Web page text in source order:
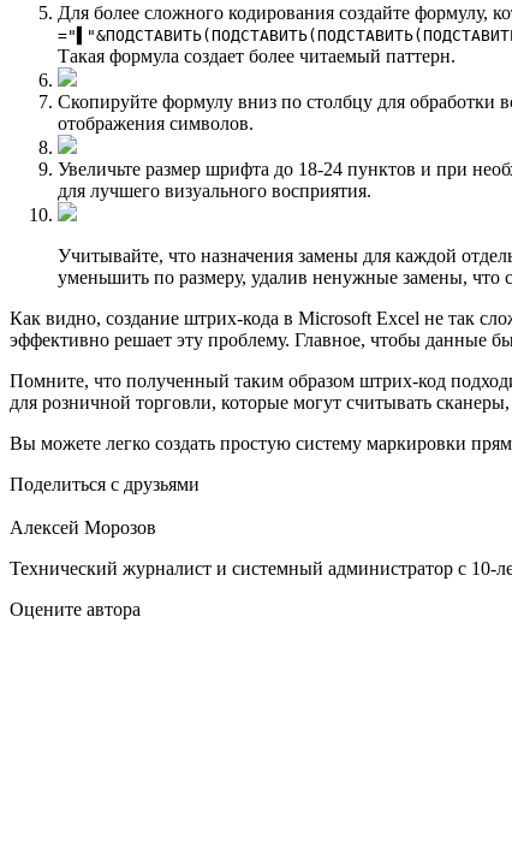
Для более сложного кодирования создайте формулу,
Такая формула создает более читаемый паттерн.
Скопируйте формулу вниз по столбцу для
отображения символов.
Увеличьте размер шрифта до 18-24 пунктов и при
для лучшего визуального восприятия.
Учитывайте, что назначения замены для каждой
уменьшить по размеру, удалив ненужные замены, что
Как видно, создание штрих-кода в Microsoft Excel не так
эффективно решает эту проблему. Главное, чтобы данные
Помните, что полученный таким образом штрих-код
для розничной торговли, которые могут считывать
Вы можете легко создать простую систему маркировки
Поделиться с друзьями
Алексей Морозов
Технический журналист и системный администратор с
Оцените автора